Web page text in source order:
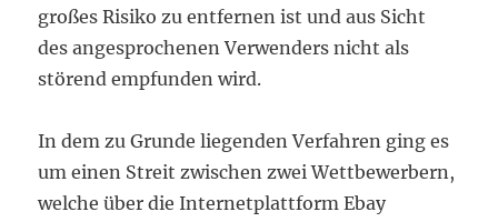
großes Risiko zu entfernen ist und aus Sicht
des angesprochenen Verwenders nicht als
störend empfunden wird.
In dem zu Grunde liegenden Verfahren ging es
um einen Streit zwischen zwei Wettbewerbern,
welche über die Internetplattform Ebay